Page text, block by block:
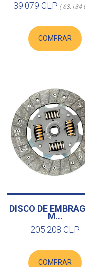
39.079 CLP ( 63.134
COMPRAR
DISCO DE
M...
205.208 CLP
COMPRAR